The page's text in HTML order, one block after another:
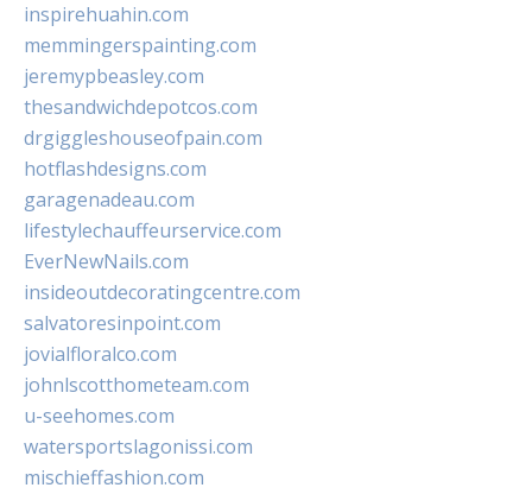
inspirehuahin.com
memmingerspainting.com
jeremypbeasley.com
thesandwichdepotcos.com
drgiggleshouseofpain.com
hotflashdesigns.com
garagenadeau.com
lifestylechauffeurservice.com
EverNewNails.com
insideoutdecoratingcentre.com
salvatoresinpoint.com
jovialfloralco.com
johnlscotthometeam.com
u-seehomes.com
watersportslagonissi.com
mischieffashion.com